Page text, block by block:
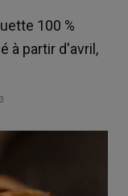
100 %
à partir d'avril,